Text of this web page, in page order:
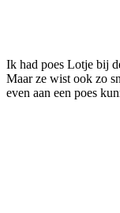
Ik had poes Lotje bij
Maar ze wist ook zo
even aan een poes